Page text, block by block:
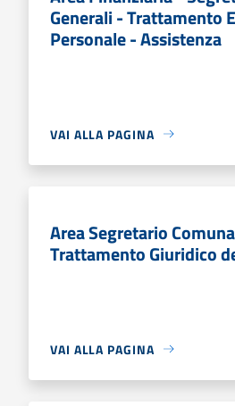
Generali - Trattamento
Personale - Assistenza
VAI ALLA PAGINA
Area Segretario
Trattamento Giuridico
VAI ALLA PAGINA